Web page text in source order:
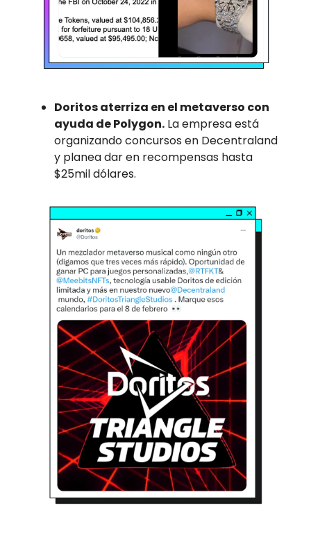
Doritos aterriza en el metaverso con
ayuda de Polygon. La empresa está
organizando concursos en Decentraland
y planea dar en recompensas hasta
$25mil dólares.